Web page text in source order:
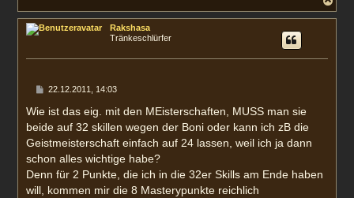
a
c
Rakshasa
Tränkeschlürfer
B
r
a
g
22.12.2011, 14:03
Wie ist das eig. mit den MEisterschaften, MUSS man sie
beide auf 32 skillen wegen der Boni oder kann ich zB die
Geistmeisterschaft einfach auf 24 lassen, weil ich ja dann
schon alles wichtige habe?
Denn für 2 Punkte, die ich in die 32er Skills am Ende haben
will, kommen mir die 8 Masterypunkte reichlich